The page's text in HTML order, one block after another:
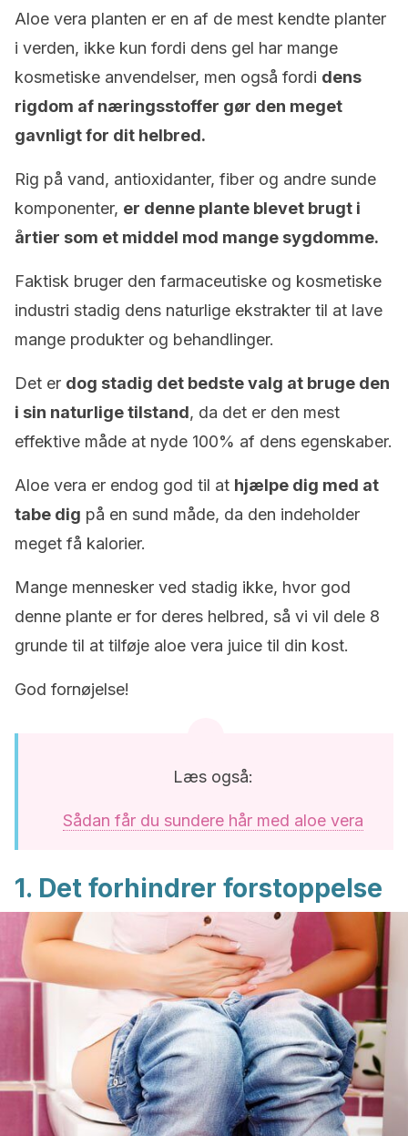
Aloe vera planten er en af de mest kendte planter
i verden, ikke kun fordi dens gel har mange
kosmetiske anvendelser, men også fordi dens
rigdom af næringsstoffer gør den meget
gavnligt for dit helbred.
Rig på vand, antioxidanter, fiber og andre sunde
komponenter, er denne plante blevet brugt i
årtier som et middel mod mange sygdomme.
Faktisk bruger den farmaceutiske og kosmetiske
industri stadig dens naturlige ekstrakter til at lave
mange produkter og behandlinger.
Det er dog stadig det bedste valg at bruge den
i sin naturlige tilstand, da det er den mest
effektive måde at nyde 100% af dens egenskaber.
Aloe vera er endog god til at hjælpe dig med at
tabe dig på en sund måde, da den indeholder
meget få kalorier.
Mange mennesker ved stadig ikke, hvor god
denne plante er for deres helbred, så vi vil dele 8
grunde til at tilføje aloe vera juice til din kost.
God fornøjelse!
Læs også:
Sådan får du sundere hår med aloe vera
1. Det forhindrer forstoppelse